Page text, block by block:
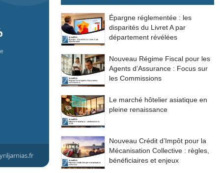
Épargne réglementée : les
disparités du Livret A par
département révélées
Nouveau Régime Fiscal pour les
Agents d’Assurance : Focus sur
les Commissions
Le marché hôtelier asiatique en
pleine renaissance
Nouveau Crédit d’Impôt pour la
Mécanisation Collective : règles,
bénéficiaires et enjeux